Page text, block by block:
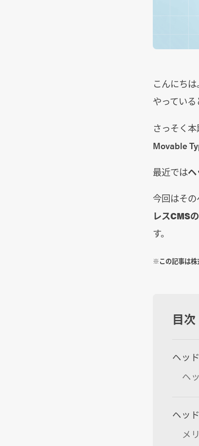
こんにち
やっている
さっそく
Movable
最近ではヘ
今回はその
レスCMS
す。
※この記事は株
目
ヘッ
ヘ
ヘッ
メ